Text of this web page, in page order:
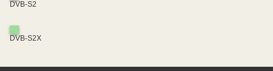
DVB-S2
DVB-S2X